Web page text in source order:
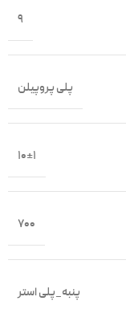
9
پلی پروپیلن
10±1
700
پنبه_پلی استر